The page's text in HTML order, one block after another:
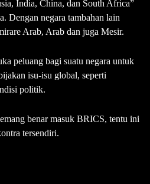
India, China, dan South Africa”
Dengan negara tambahan lain
Arab, Arab dan juga Mesir.
peluang bagi suatu negara untuk
isu-isu global, seperti
politik.
benar masuk BRICS, tentu ini
tersendiri.